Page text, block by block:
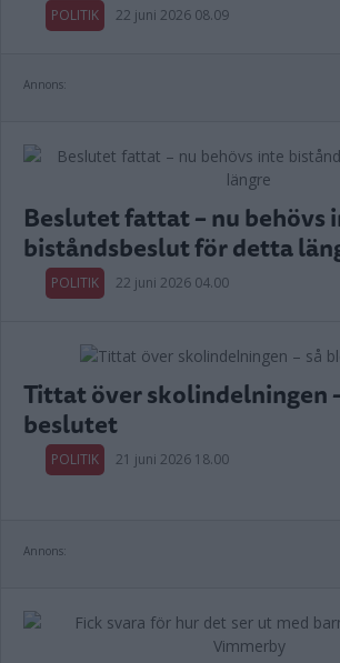
POLITIK 22 juni 2026 08.09
Annons:
Beslutet fattat – nu behövs
biståndsbeslut för detta
POLITIK 22 juni 2026 04.00
Tittat över skolindelningen
beslutet
POLITIK 21 juni 2026 18.00
Annons: